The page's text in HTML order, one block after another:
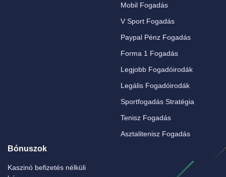
Mobil Fogadás
V Sport Fogadás
Paypal Pénz Fogadás
Forma 1 Fogadás
Legjobb Fogadóirodák
Legális Fogadóirodák
Sportfogadás Stratégia
Tenisz Fogadás
Asztalitenisz Fogadás
Bónuszok
Kaszinó befizetés nélküli